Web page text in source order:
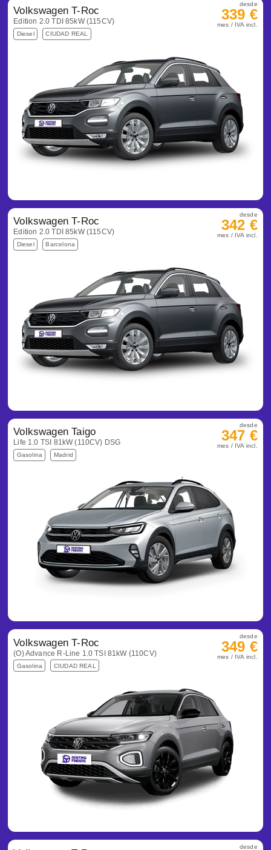
Volkswagen T-Roc
Edition 2.0 TDI 85kW (115CV)
Diesel CIUDAD REAL
desde
339 €
mes / IVA incl.
Volkswagen T-Roc
Edition 2.0 TDI 85kW (115CV)
Diesel Barcelona
desde
342 €
mes / IVA incl.
Volkswagen Taigo
Life 1.0 TSI 81kW (110CV) DSG
Gasolina Madrid
desde
347 €
mes / IVA incl.
Volkswagen T-Roc
(O) Advance R-Line 1.0 TSI 81kW (110CV)
Gasolina CIUDAD REAL
desde
349 €
mes / IVA incl.
desde